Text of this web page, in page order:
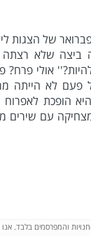
של הצגות
ביצה שלא רצתה
אולי פרח?
פעם לא הייתה
הופכת לאפרוח
עם שירים
והמפרסמים בלבד.